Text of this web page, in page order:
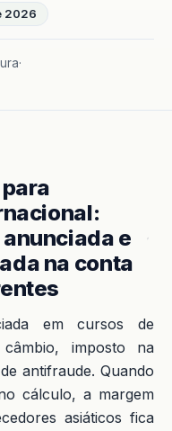
2026
·
e
na conta
em cursos de
imposto na
antifraude. Quando
cálculo, a margem
asiáticos fica